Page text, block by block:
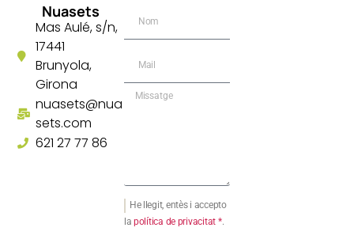
Nuasets
Mas Aulé, s/n,
17441
Brunyola,
Girona
nuasets@nua
sets.com
621 27 77 86
He llegit, entès i accepto
la política de privacitat *.